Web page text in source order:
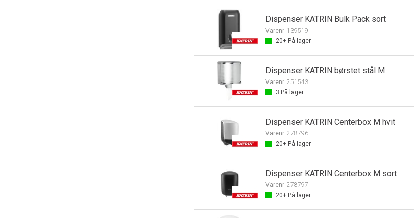
Dispenser KATRIN Bulk Pack sort
Varenr 139519
20+På lager
Dispenser KATRIN børstet stål M
Varenr 251543
3 På lager
Dispenser KATRIN Centerbox M hvit
Varenr 278796
20+På lager
Dispenser KATRIN Centerbox M sort
Varenr 278797
20+På lager